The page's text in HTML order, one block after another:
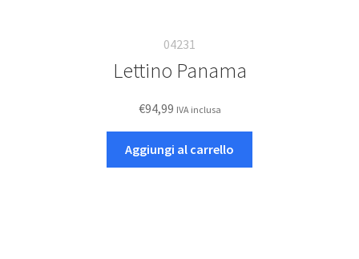
04231
Lettino Panama
€94,99 IVA inclusa
Aggiungi al carrello